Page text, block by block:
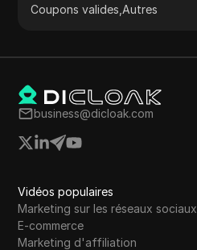
Coupons valides Autres
business@dicloak.com
Vidéos populaires
Marketing sur les réseaux sociaux
E-commerce
Marketing d'affiliation